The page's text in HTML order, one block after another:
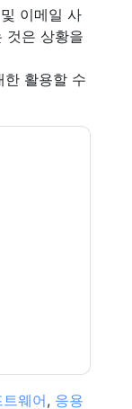
이메일 사
것은 상황을
한 활용할 수
트웨어, 응용